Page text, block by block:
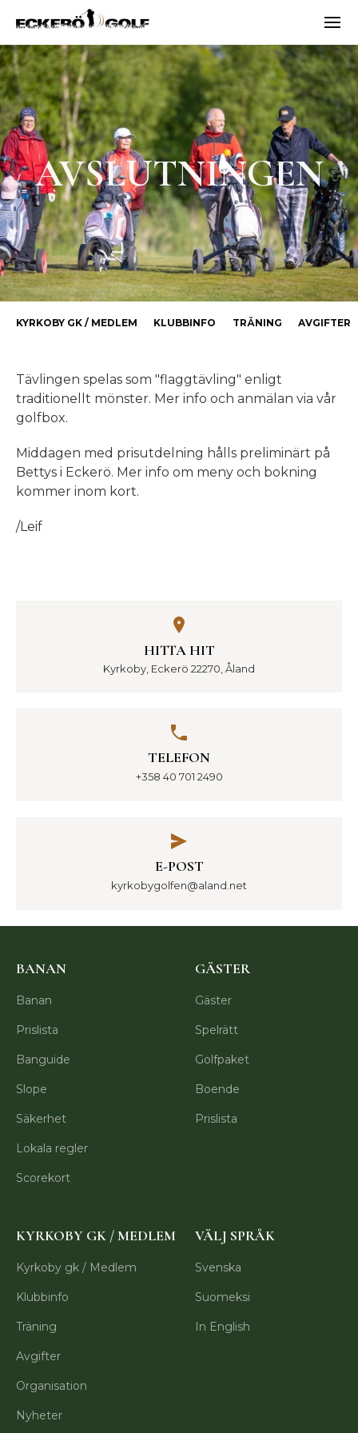
ECKERÖ GOLF
AVSLUTNINGEN
KYRKOBY GK / MEDLEM KLUBBINFO TRÄNING AVGIFTER
Tävlingen spelas som "flaggtävling" enligt
traditionellt mönster. Mer info och anmälan via vår
golfbox.
Middagen med prisutdelning hålls preliminärt på
Bettys i Eckerö. Mer info om meny och bokning
kommer inom kort.
/Leif
HITTA HIT
Kyrkoby, Eckerö 22270, Åland
TELEFON
+358 40 701 2490
E-POST
kyrkobygolfen@aland.net
BANAN
Banan
Prislista
Banguide
Slope
Säkerhet
Lokala regler
Scorekort
GÄSTER
Gäster
Spelrätt
Golfpaket
Boende
Prislista
KYRKOBY GK / MEDLEM
Kyrkoby gk / Medlem
Klubbinfo
Träning
Avgifter
Organisation
Nyheter
VÄLJ SPRÅK
Svenska
Suomeksi
In English